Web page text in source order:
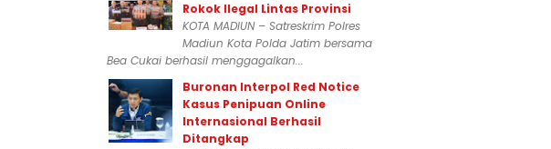
Rokok Ilegal Lintas Provinsi
KOTA MADIUN – Satreskrim Polres
Madiun Kota Polda Jatim bersama
Bea Cukai berhasil menggagalkan...
Buronan Interpol Red Notice
Kasus Penipuan Online
Internasional Berhasil
Ditangkap